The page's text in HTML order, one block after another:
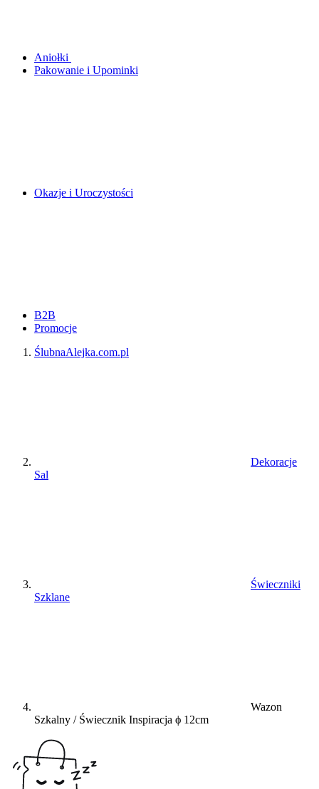
Aniołki
Pakowanie i Upominki
Okazje i Uroczystości
B2B
Promocje
ŚlubnaAlejka.com.pl
Dekoracje
Sal
Świeczniki
Szklane
Wazon
Szkalny / Świecznik Inspiracja ϕ 12cm